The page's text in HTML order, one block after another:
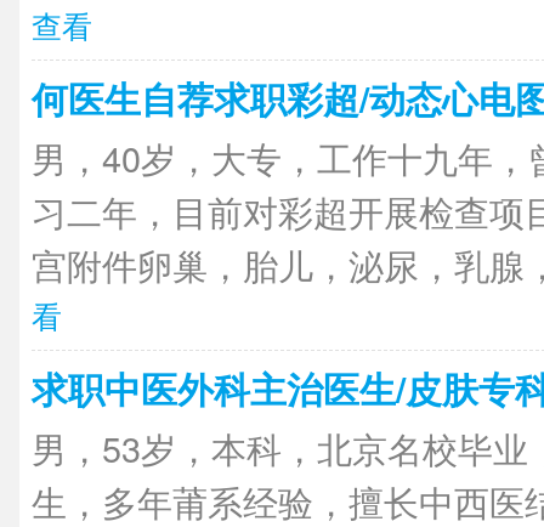
查看
何医生自荐求职彩超/动态心电
男，40岁，大专，工作十九年
习二年，目前对彩超开展检查项
宫附件卵巢，胎儿，泌尿，乳腺
看
求职中医外科主治医生/皮肤专
男，53岁，本科，北京名校毕
生，多年莆系经验，擅长中西医